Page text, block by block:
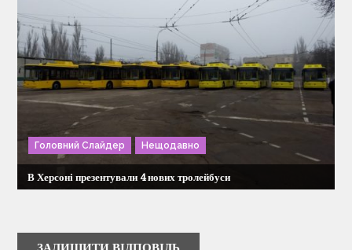
Головний Слайдер Нещодавно
В Херсоні презентували 4 нових тролейбуси